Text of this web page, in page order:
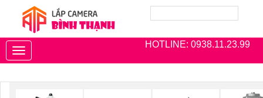
HOTLINE: 0938.11.23.99
Toggle
navigation